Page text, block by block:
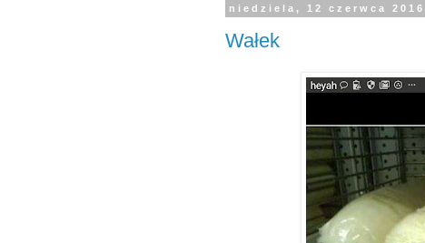
niedziela, 12 czerwca 2016
Wałek